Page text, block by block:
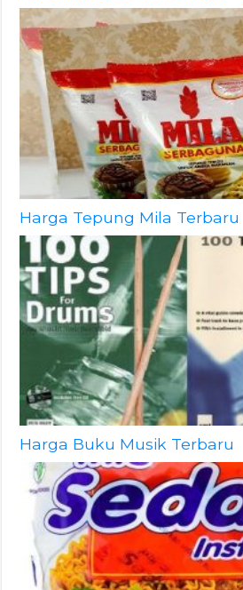
Harga Tepung Mila Terbaru
Harga Buku Musik Terbaru